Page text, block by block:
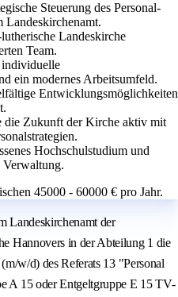
Steuerung des Personal-
Landeskirchenamt.
Landeskirche
Team.
ein modernes Arbeitsumfeld.
Entwicklungsmöglichkeiten
die Zukunft der Kirche aktiv mit
Hochschulstudium und
45000 - 60000 € pro Jahr.
Landeskirchenamt der
Hannovers in der Abteilung 1 die
w/d) des Referats 13 "Personal
A 15 oder Entgeltgruppe E 15 TV-